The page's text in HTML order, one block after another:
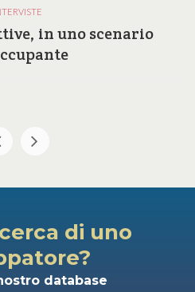
in uno scenario
di uno
database